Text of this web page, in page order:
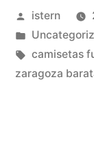
Publicado
por
istern
Publicado
en
Etiquetas:
camisetas
zaragoza